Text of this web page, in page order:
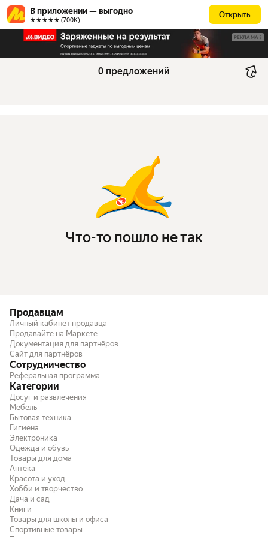
В приложении — выгодно
★★★★★ (700К)
Открыть
РЕКЛАМА
0 предложений
Что-то пошло не так
Продавцам
Личный кабинет продавца
Продавайте на Маркете
Документация для партнёров
Сайт для партнёров
Сотрудничество
Реферальная программа
Категории
Досуг и развлечения
Мебель
Бытовая техника
Гигиена
Электроника
Одежда и обувь
Товары для дома
Аптека
Красота и уход
Хобби и творчество
Дача и сад
Книги
Товары для школы и офиса
Спортивные товары